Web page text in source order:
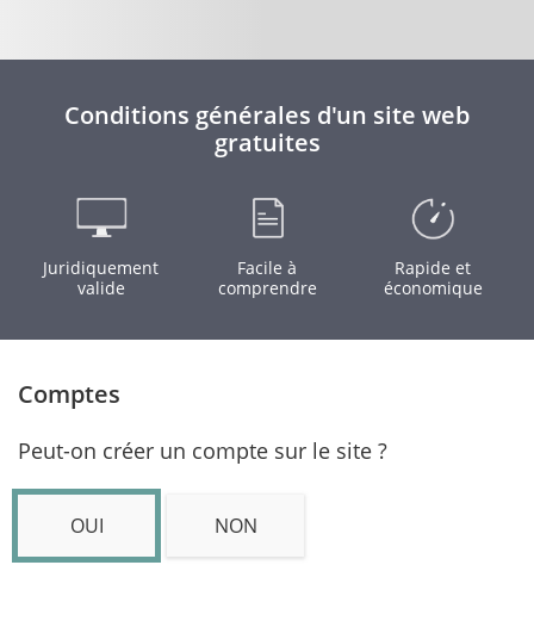
Conditions générales d'un site web
gratuites
Juridiquement
valide
Facile à
comprendre
Rapide et
économique
Comptes
Peut-on créer un compte sur le site ?
OUI NON